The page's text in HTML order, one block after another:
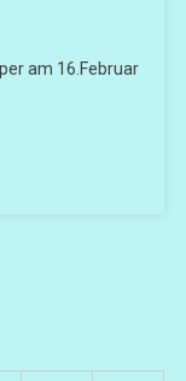
am 16.Februar